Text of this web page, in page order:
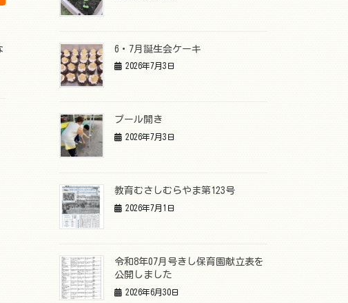
6・7月誕生会ケーキ
2026年7月3日
プール開き
2026年7月3日
教育むさしむらやま第123号
2026年7月1日
令和8年07月号きし保育園献立表を
公開しました
2026年6月30日